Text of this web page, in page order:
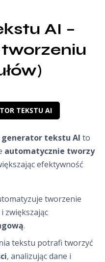
AI –
TEKSTU AI
generator tekstu AI to
automatycznie tworzy
efektywność
tworzenie
zwiększając
.
tekstu potrafi tworzyć
, analizując dane i